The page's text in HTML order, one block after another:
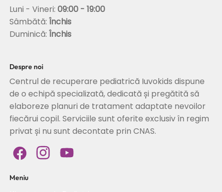
Meniu
Despre noi
Centrul de recuperare pediatrică Iuvokids dispune
de o echipă specializată, dedicată și pregătită să
elaboreze planuri de tratament adaptate nevoilor
fiecărui copil. Serviciile sunt oferite exclusiv în regim
privat și nu sunt decontate prin CNAS.
Luni - Vineri:09:00 - 19:00
Sâmbătă:Închis
Duminică: Închis